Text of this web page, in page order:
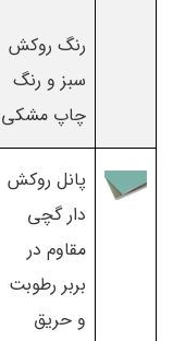
رنگ روکش
سبز و رنگ
چاپ مشکی
پانل روکش
دار گچی
مقاوم در
بربر رطوبت
و حریق